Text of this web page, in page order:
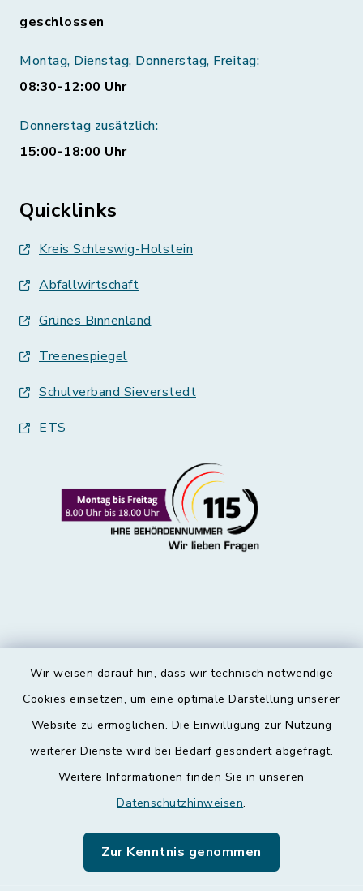
Wir weisen darauf hin, dass wir technisch notwendige
Cookies einsetzen, um eine optimale Darstellung unserer
Website zu ermöglichen. Die Einwilligung zur Nutzung
weiterer Dienste wird bei Bedarf gesondert abgefragt.
Weitere Informationen finden Sie in unseren
Datenschutzhinweisen.
Zur Kenntnis genommen
geschlossen
Montag, Dienstag, Donnerstag, Freitag:
08:30-12:00 Uhr
Donnerstag zusätzlich:
15:00-18:00 Uhr
Quicklinks
Kreis Schleswig-Holstein
Abfallwirtschaft
Grünes Binnenland
Treenespiegel
Schulverband Sieverstedt
ETS
Kontakt
Datenschutz
Leichte Sprache